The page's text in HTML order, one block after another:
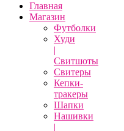
Главная
Магазин
Футболки
Худи
|
Свитшоты
Свитеры
Кепки-
тракеры
Шапки
Нашивки
|